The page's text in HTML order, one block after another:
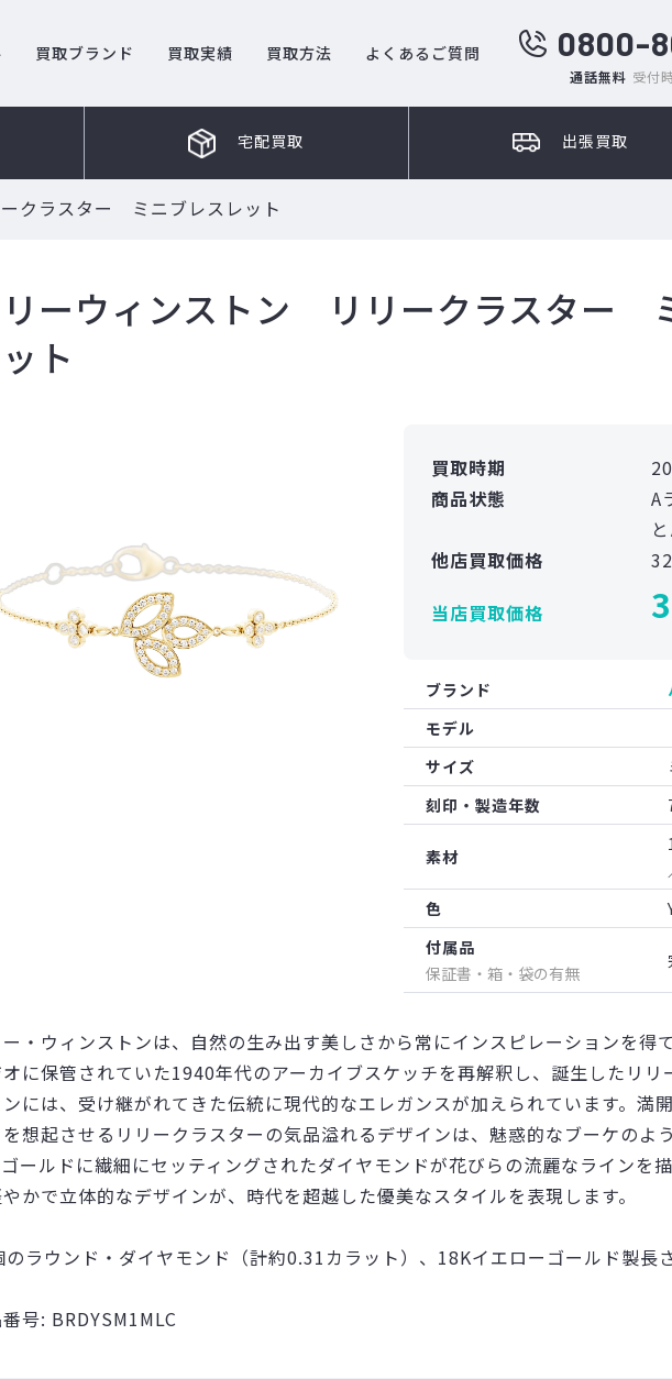
買取ブランド 買取実績 買取方法 よくあるご質問 0800-
通話無料 受付
宅配買取 出張買取
クラスター ミニブレスレット
ーウィンストン リリークラスター
ト
買取時期
商品状態
A
他店買取価格
当店買取価格
ブランド
モデル
サイズ
刻印・製造年数
素材
色
付属品
保証書・箱・袋の有無
・ウィンストンは、自然の生み出す美しさから常にインスピレーションを得
に保管されていた1940年代のアーカイブスケッチを再解釈し、誕生したリリ
には、受け継がれてきた伝統に現代的なエレガンスが加えられています。満
想起させるリリークラスターの気品溢れるデザインは、魅惑的なブーケのよ
ールドに繊細にセッティングされたダイヤモンドが花びらの流麗なラインを
かで立体的なデザインが、時代を超越した優美なスタイルを表現します。
のラウンド・ダイヤモンド（計約0.31カラット）、18Kイエローゴールド製長
号: BRDYSM1MLC